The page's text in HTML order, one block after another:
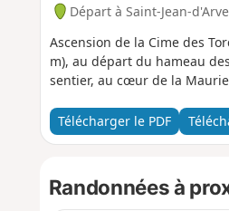
Départ à Saint-Jean-
Ascension de la Cime des
m), au départ du hameau
sentier, au cœur de la
Télécharger le PDF
Randonnées à